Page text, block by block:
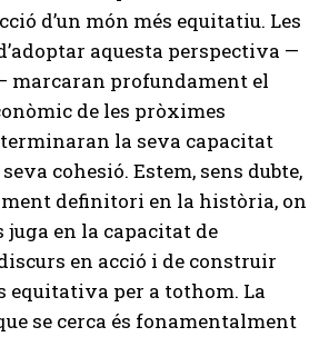
d’un món més equitatiu. Les
aquesta perspectiva —
marcaran profundament el
de les pròximes
la seva capacitat
cohesió. Estem, sens dubte,
definitori en la història, on
juga en la capacitat de
en acció i de construir
equitativa per a tothom. La
se cerca és fonamentalment